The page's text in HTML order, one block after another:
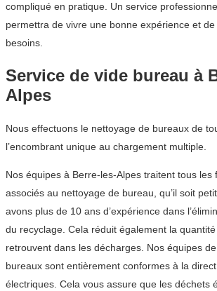
compliqué en pratique. Un service
permettra de vivre une bonne expérience et
besoins.
Service de vide bureau à
Alpes
Nous effectuons le nettoyage de bureaux de
l’encombrant unique au chargement multiple.
Nos équipes à Berre-les-Alpes traitent tous les
associés au nettoyage de bureau, qu’il soit
avons plus de 10 ans d’expérience dans
du recyclage. Cela réduit également la
retrouvent dans les décharges. Nos équipes
bureaux sont entièrement conformes à la
électriques. Cela vous assure que les déchets